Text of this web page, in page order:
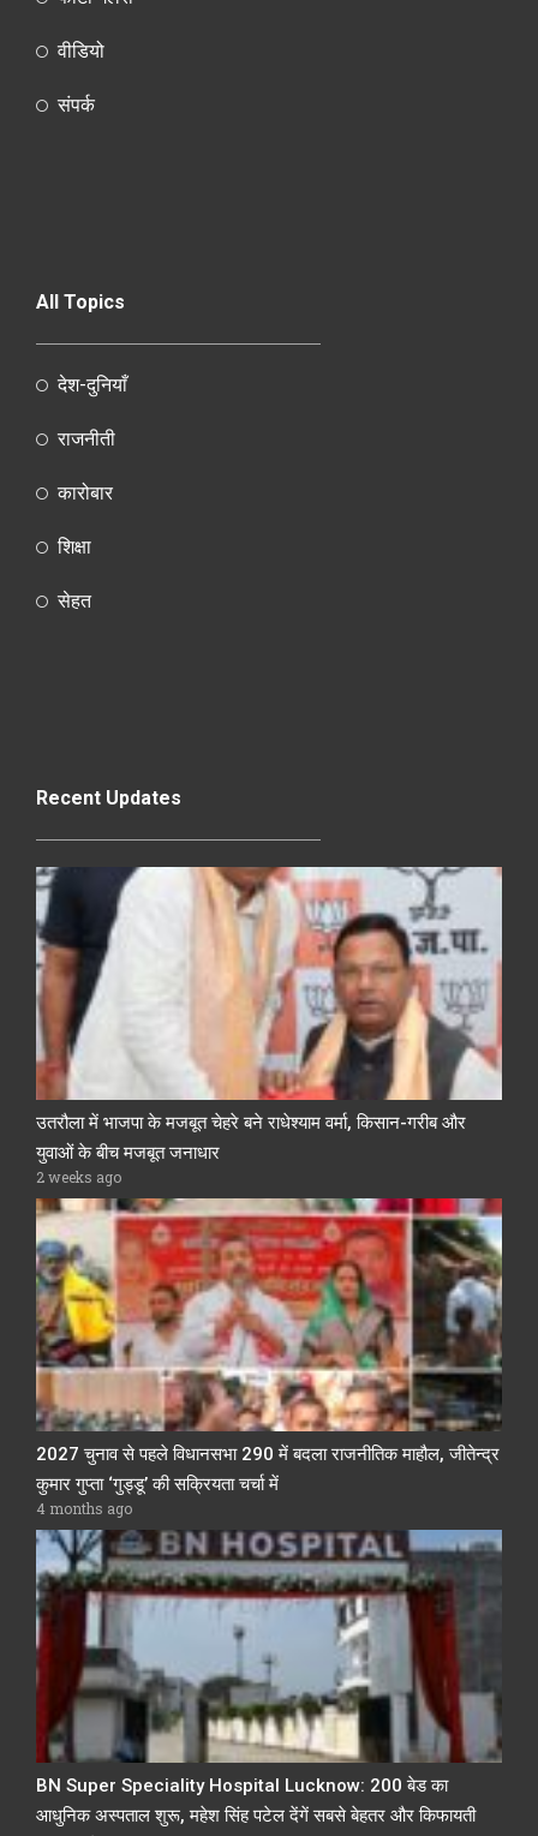
वीडियो
संपर्क
All Topics
देश-दुनियाँ
राजनीती
कारोबार
शिक्षा
सेहत
Recent Updates
उतरौला में भाजपा के मजबूत चेहरे बने राधेश्याम वर्मा, किसान-गरीब और
युवाओं के बीच मजबूत जनाधार
2 weeks ago
2027 चुनाव से पहले विधानसभा 290 में बदला राजनीतिक माहौल, जीतेन्द्र
कुमार गुप्ता ‘गुड्डू’ की सक्रियता चर्चा में
4 months ago
BN Super Speciality Hospital Lucknow: 200 बेड का
आधुनिक अस्पताल शुरू, महेश सिंह पटेल देंगें सबसे बेहतर और किफायती